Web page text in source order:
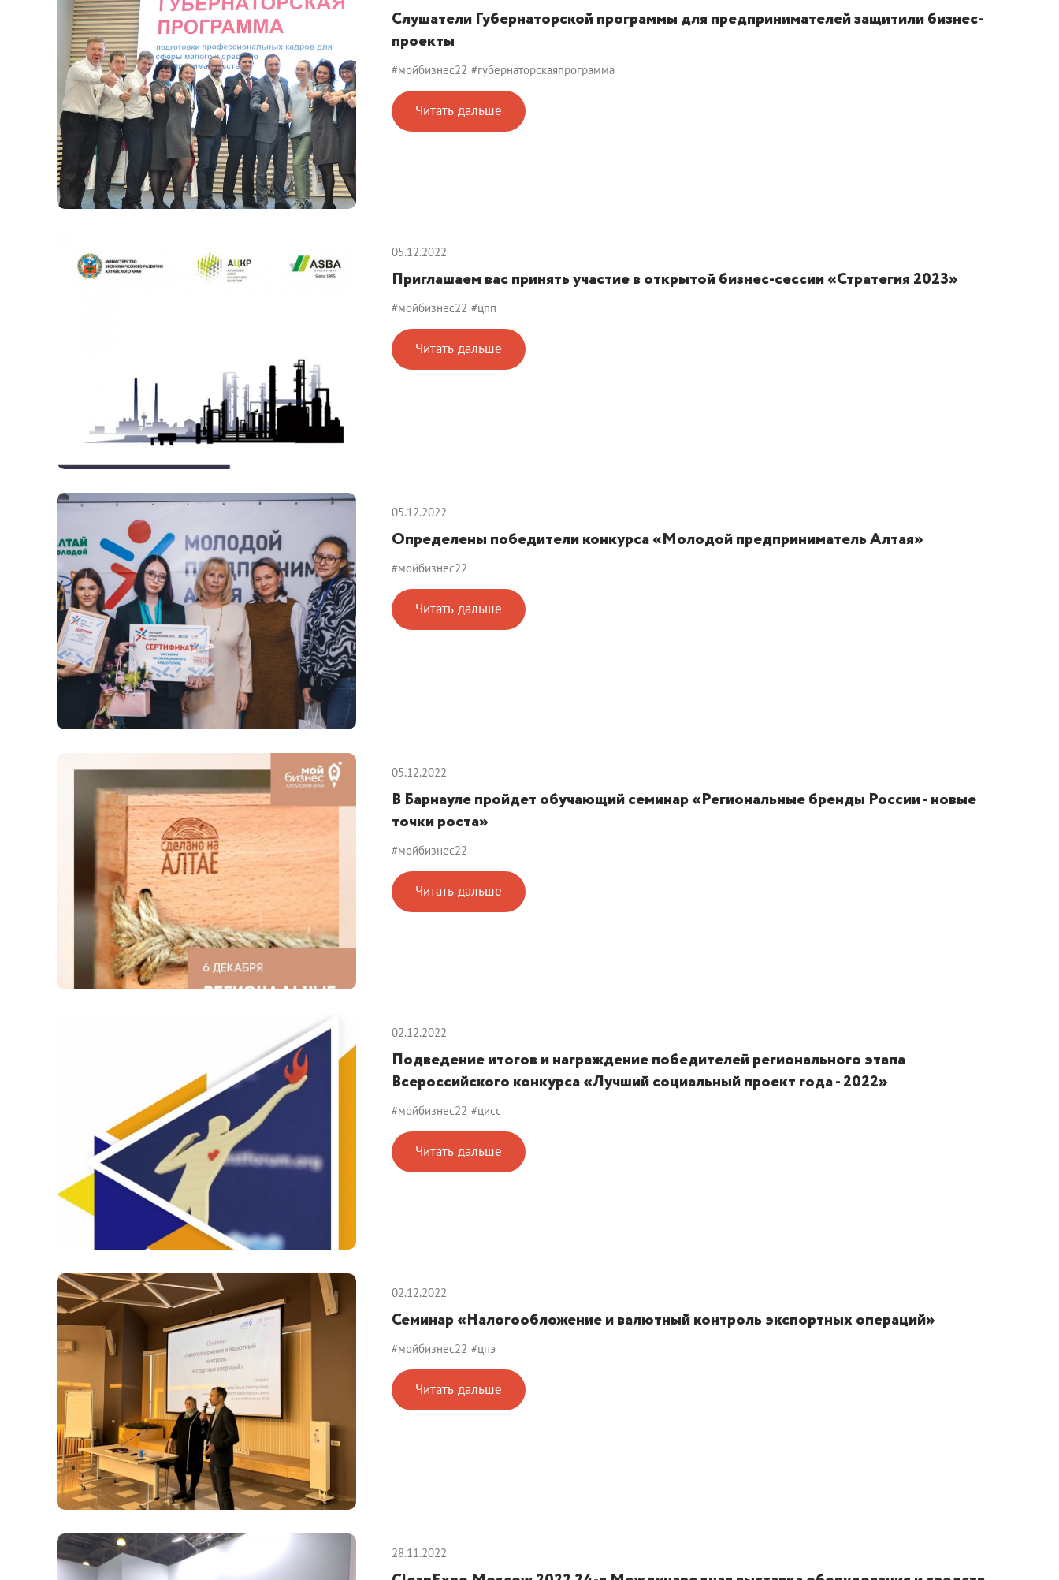
Слушатели Губернаторской программы для предпринимателей защитили бизнес-
проекты
#мойбизнес22 #губернаторскаяпрограмма
Читать дальше
05.12.2022
Приглашаем вас принять участие в открытой бизнес-сессии «Стратегия 2023»
#мойбизнес22 #цпп
Читать дальше
05.12.2022
Определены победители конкурса «Молодой предприниматель Алтая»
#мойбизнес22
Читать дальше
05.12.2022
В Барнауле пройдет обучающий семинар «Региональные бренды России - новые
точки роста»
#мойбизнес22
Читать дальше
02.12.2022
Подведение итогов и награждение победителей регионального этапа
Всероссийского конкурса «Лучший социальный проект года - 2022»
#мойбизнес22 #цисс
Читать дальше
02.12.2022
Семинар «Налогообложение и валютный контроль экспортных операций»
#мойбизнес22 #цпэ
Читать дальше
28.11.2022